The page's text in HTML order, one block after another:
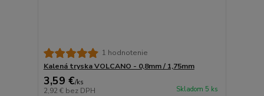
1 hodnotenie
Kalená tryska VOLCANO - 0,8mm / 1,75mm
3,59 €/ks
2,92 € bez DPH Skladom 5 ks